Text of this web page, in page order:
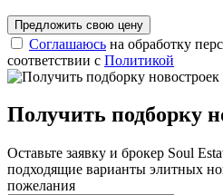
Соглашаюсь на обработку
соответствии с Политикой
Получить подборку
Оставьте заявку и брокер Soul
подходящие варианты элитных
пожелания